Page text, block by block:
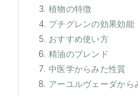
植物の特徴
プチグレンの効果効能
おすすめ使い方
精油のブレンド
中医学からみた性質
アーユルヴェーダから